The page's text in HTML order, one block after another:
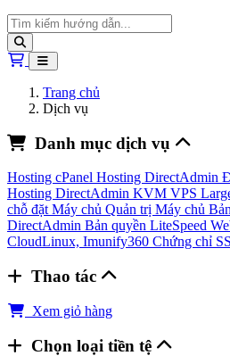
Giỏ hàng
Trang chủ
Dịch vụ
Danh mục dịch vụ
Hosting cPanel Hosting DirectAdmin
Hosting DirectAdmin KVM VPS
chỗ đặt Máy chủ Quản trị Máy chủ
DirectAdmin Bản quyền LiteSpeed
CloudLinux, Imunify360 Chứng chỉ
Thao tác
Xem giỏ hàng
Chọn loại tiền tệ